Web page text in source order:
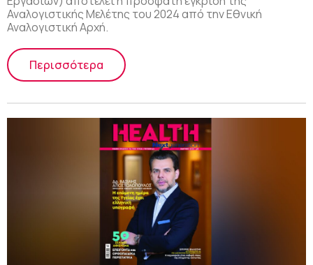
Αναλογιστικής Μελέτης του 2024 από την Εθνική
Αναλογιστική Αρχή.
Περισσότερα